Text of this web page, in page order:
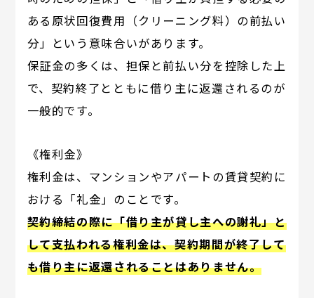
ある原状回復費用（クリーニング料）の前払い
分」という意味合いがあります。
保証金の多くは、担保と前払い分を控除した上
で、契約終了とともに借り主に返還されるのが
一般的です。
《権利金》
権利金は、マンションやアパートの賃貸契約に
おける「礼金」のことです。
契約締結の際に「借り主が貸し主への謝礼」と
して支払われる権利金は、契約期間が終了して
も借り主に返還されることはありません。